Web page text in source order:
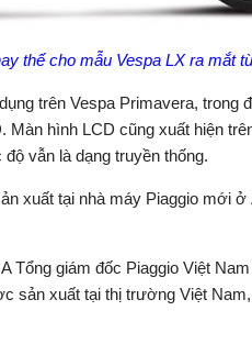
thế cho mẫu Vespa LX ra mắt
trên Vespa Primavera, trong
hình LCD cũng xuất hiện
vẫn là dạng truyền thống.
xuất tại nhà máy Piaggio mới
Tổng giám đốc Piaggio Việt
sản xuất tại thị trường Việt